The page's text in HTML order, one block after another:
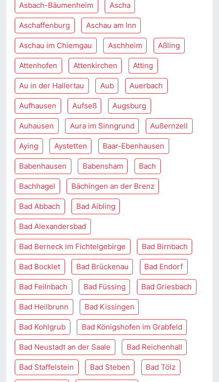
Asbach-Bäumenheim Ascha
Aschaffenburg Aschau am Inn
Aschau im Chiemgau Aschheim Aßling
Attenhofen Attenkirchen Atting
Au in der Hallertau Aub Auerbach
Aufhausen Aufseß Augsburg
Auhausen Aura im Sinngrund Außernzell
Aying Aystetten Baar-Ebenhausen
Babenhausen Babensham Bach
Bachhagel Bächingen an der Brenz
Bad Abbach Bad Aibling
Bad Alexandersbad
Bad Berneck im Fichtelgebirge Bad Birnbach
Bad Bocklet Bad Brückenau Bad Endorf
Bad Feilnbach Bad Füssing Bad Griesbach
Bad Heilbrunn Bad Kissingen
Bad Kohlgrub Bad Königshofen im Grabfeld
Bad Neustadt an der Saale Bad Reichenhall
Bad Staffelstein Bad Steben Bad Tölz